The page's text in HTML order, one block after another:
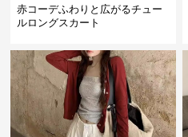
赤コーデふわりと広がるチュー
ルロングスカート